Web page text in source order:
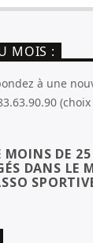
MOIS :
à une
(choix
MOINS DE
DANS LE